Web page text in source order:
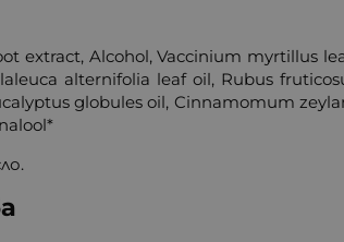
extract, Alcohol, Vaccinium myrtillus
alternifolia leaf oil, Rubus
globules oil, Cinnamomum